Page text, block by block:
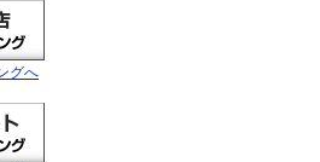
グへ